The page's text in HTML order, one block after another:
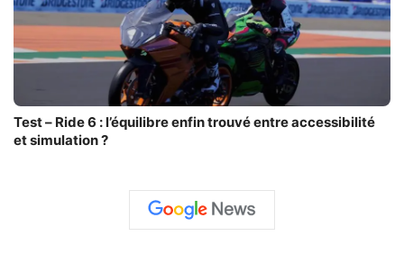
Test – Ride 6 : l’équilibre enfin trouvé entre accessibilité
et simulation ?